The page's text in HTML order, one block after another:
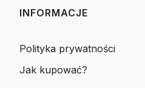
INFORMACJE
Polityka prywatności
Jak kupować?